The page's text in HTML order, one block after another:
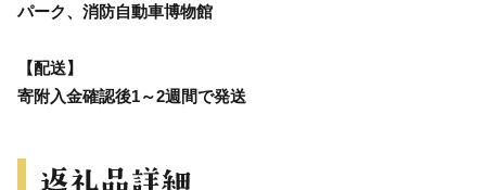
パーク、消防自動車博物館
【配送】
寄附入金確認後1～2週間で発送